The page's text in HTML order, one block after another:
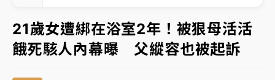
故宮《龍藏經》特展第2檔！今線上預約開賣一度塞車
周六起展出延長至晚上7時
台東農業處長涉圖利渡假村！東檢抗告成功 今重開羈
21歲女遭綁在浴室2年！被狠母活活
餓死駭人內幕曝 父縱容也被起訴